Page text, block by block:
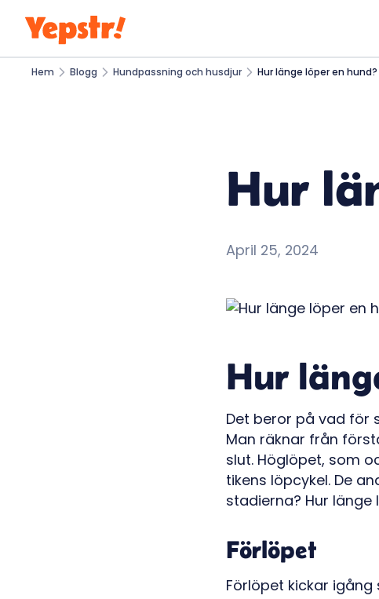
Hem Blogg Hundpassning och husdjur Hur länge löper en hund?
Hur
April 25, 2024
Hur
Det beror på vad för
Man räknar från
slut. Höglöpet, som
tikens löpcykel. De
stadierna? Hur
Förlöpet
Förlöpet kickar